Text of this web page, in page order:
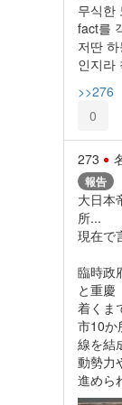
무식한
fact를
저딴
인지라
>>276
0
273
報告
大日本
所...
現在で
臨時政
と重慶
着くま
市10か
線を結
動勢力
進めら